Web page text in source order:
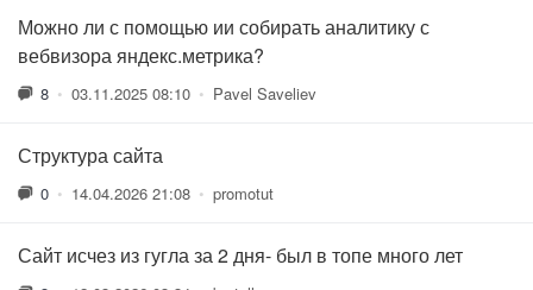
Можно ли с помощью ии собирать аналитику с
вебвизора яндекс.метрика?
8 • 03.11.2025 08:10 • Pavel Saveliev
Структура сайта
0 • 14.04.2026 21:08 • promotut
Сайт исчез из гугла за 2 дня- был в топе много лет